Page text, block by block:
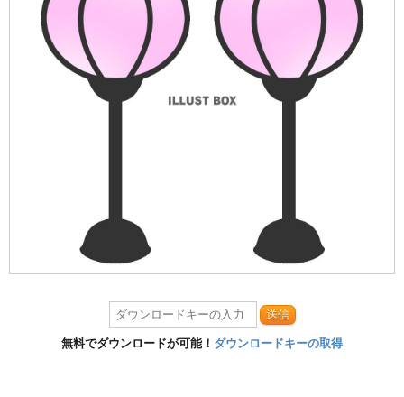
送信
無料でダウンロードが可能！ ダウンロードキーの取得